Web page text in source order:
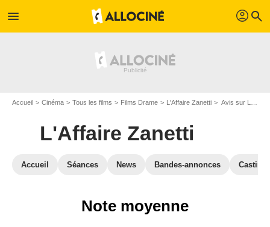
menu profil search
Accueil Cinéma Tous les films Films Drame L'Affaire Zanetti Avis sur L'Affaire Zanetti
L'Affaire Zanetti
Accueil Séances News Bandes-annonces Casting
Note moyenne